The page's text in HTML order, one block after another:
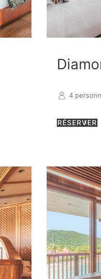
4
RÉSERVER